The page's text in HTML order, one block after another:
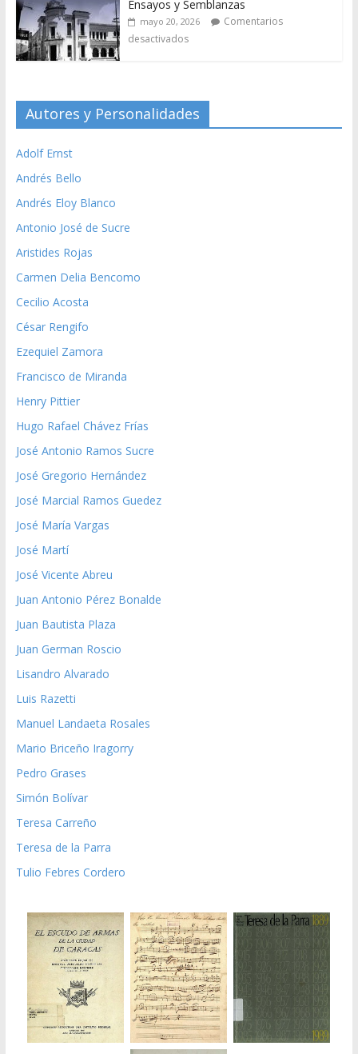
Ensayos y Semblanzas
mayo 20, 2026
Comentarios
desactivados
Autores y Personalidades
Adolf Ernst
Andrés Bello
Andrés Eloy Blanco
Antonio José de Sucre
Aristides Rojas
Carmen Delia Bencomo
Cecilio Acosta
César Rengifo
Ezequiel Zamora
Francisco de Miranda
Henry Pittier
Hugo Rafael Chávez Frías
José Antonio Ramos Sucre
José Gregorio Hernández
José Marcial Ramos Guedez
José María Vargas
José Martí
José Vicente Abreu
Juan Antonio Pérez Bonalde
Juan Bautista Plaza
Juan German Roscio
Lisandro Alvarado
Luis Razetti
Manuel Landaeta Rosales
Mario Briceño Iragorry
Pedro Grases
Simón Bolívar
Teresa Carreño
Teresa de la Parra
Tulio Febres Cordero